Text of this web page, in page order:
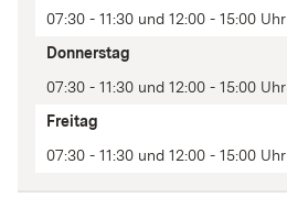
07:30 - 11:30 und 12:00 - 15:00 Uhr
Donnerstag
07:30 - 11:30 und 12:00 - 15:00 Uhr
Freitag
07:30 - 11:30 und 12:00 - 15:00 Uhr